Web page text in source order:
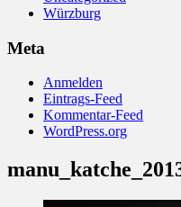
Würzburg
Meta
Anmelden
Eintrags-Feed
Kommentar-Feed
WordPress.org